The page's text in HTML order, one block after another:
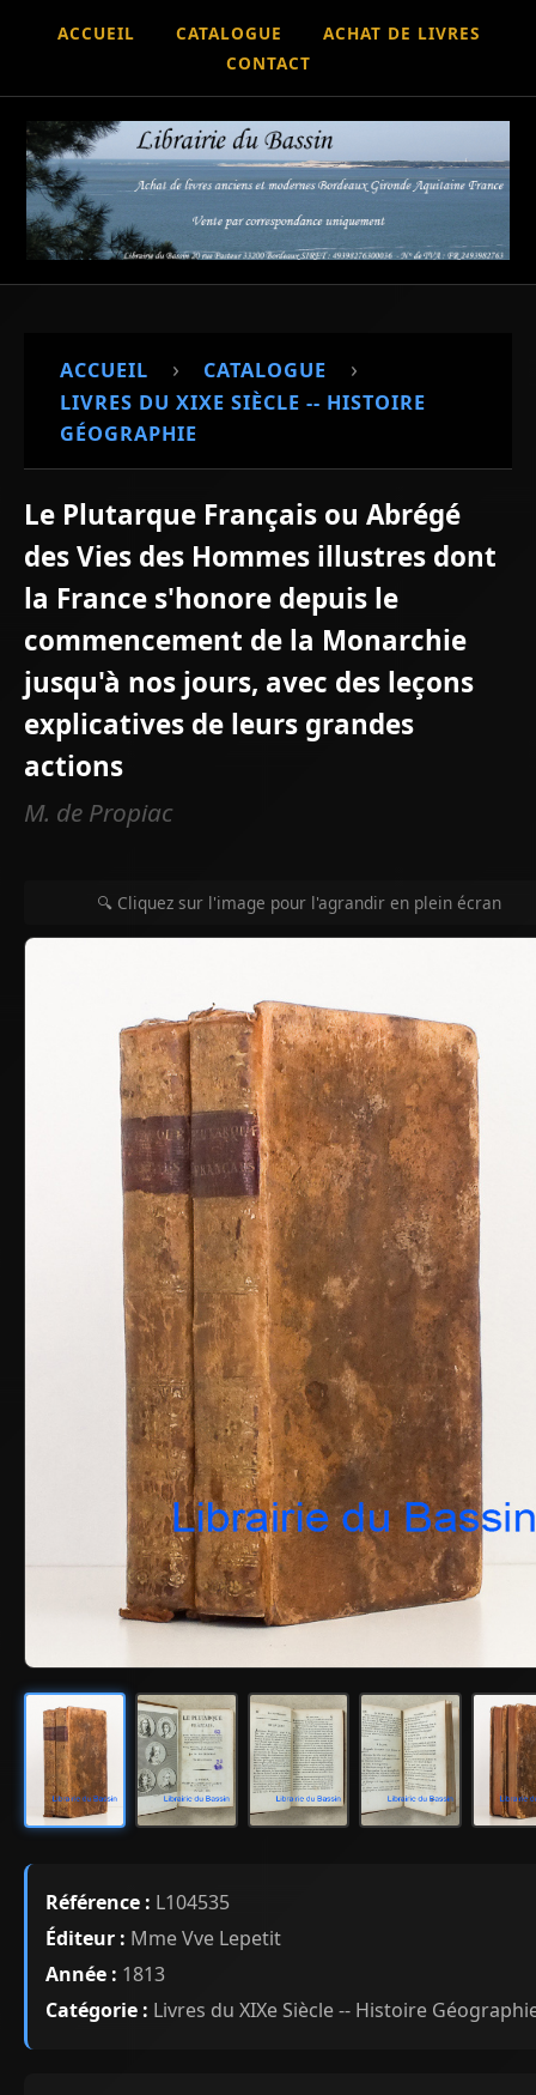
ACCUEIL CATALOGUE
ACHAT DE LIVRES
CONTACT
ACCUEIL › CATALOGUE ›
LIVRES DU XIXE SIÈCLE -- HISTOIRE
GÉOGRAPHIE
Le Plutarque Français ou Abrégé
des Vies des Hommes illustres dont
la France s'honore depuis le
commencement de la Monarchie
jusqu'à nos jours, avec des leçons
explicatives de leurs grandes
actions
M. de Propiac
🔍 Cliquez sur l'image pour l'agrandir en plein écran
Référence : L104535
Éditeur : Mme Vve Lepetit
Année : 1813
Catégorie : Livres du XIXe Siècle -- Histoire